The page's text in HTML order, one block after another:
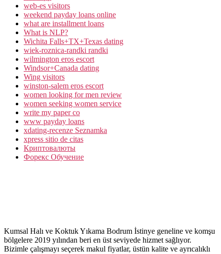
web-es visitors
weekend payday loans online
what are installment loans
What is NLP?
Wichita Falls+TX+Texas dating
wiek-roznica-randki randki
wilmington eros escort
Windsor+Canada dating
Wing visitors
winston-salem eros escort
women looking for men review
women seeking women service
write my paper co
www payday loans
xdating-recenze Seznamka
xpress sitio de citas
Криптовалюты
Форекс Обучение
Kumsal Halı ve Koktuk Yıkama Bodrum İstinye geneline ve komşu
bölgelere 2019 yılından beri en üst seviyede hizmet sağlıyor.
Bizimle çalışmayı seçerek makul fiyatlar, üstün kalite ve ayrıcalıklı